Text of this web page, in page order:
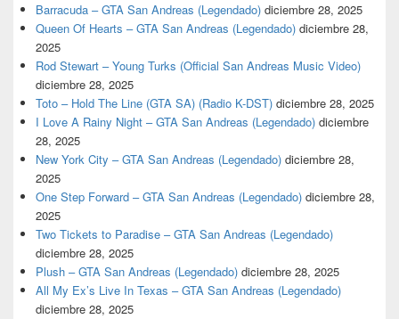
Barracuda – GTA San Andreas (Legendado) diciembre 28, 2025
Queen Of Hearts – GTA San Andreas (Legendado) diciembre 28,
2025
Rod Stewart – Young Turks (Official San Andreas Music Video)
diciembre 28, 2025
Toto – Hold The Line (GTA SA) (Radio K-DST) diciembre 28, 2025
I Love A Rainy Night – GTA San Andreas (Legendado) diciembre
28, 2025
New York City – GTA San Andreas (Legendado) diciembre 28,
2025
One Step Forward – GTA San Andreas (Legendado) diciembre 28,
2025
Two Tickets to Paradise – GTA San Andreas (Legendado)
diciembre 28, 2025
Plush – GTA San Andreas (Legendado) diciembre 28, 2025
All My Ex’s Live In Texas – GTA San Andreas (Legendado)
diciembre 28, 2025